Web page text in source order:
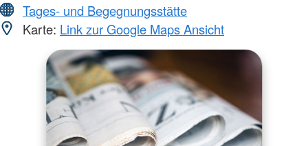
Tages- und Begegnungsstätte
Karte: Link zur Google Maps Ansicht